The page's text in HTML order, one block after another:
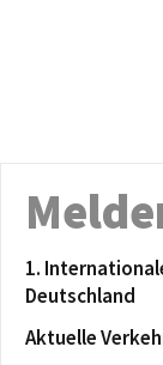
1.
Deutschland
Aktuelle